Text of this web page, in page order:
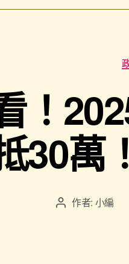
！
30萬
作者: 小編